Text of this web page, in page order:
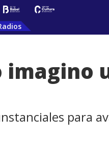
imagino
para